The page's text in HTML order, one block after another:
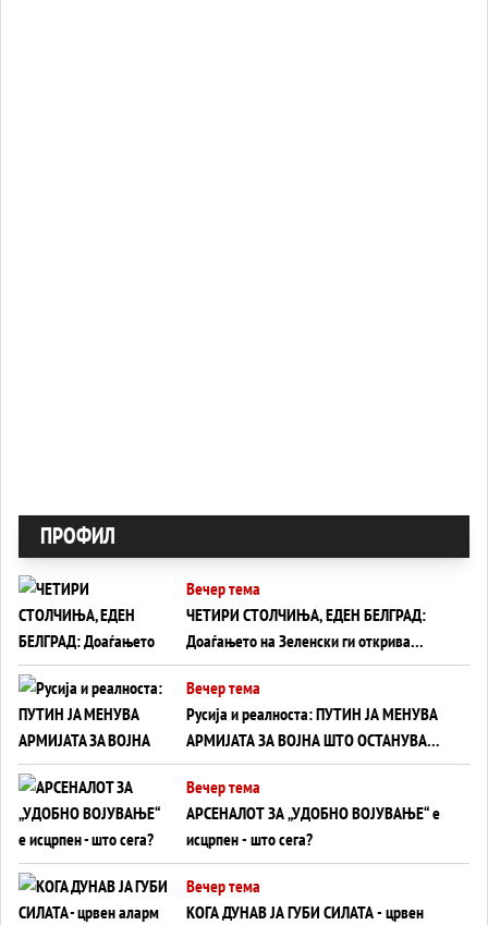
ПРОФИЛ
Вечер тема
ЧЕТИРИ СТОЛЧИЊА, ЕДЕН БЕЛГРАД:
Доаѓањето на Зеленски ги открива
тајните на политиката на балансирање
на Вучиќ
Вечер тема
Русија и реалноста: ПУТИН ЈА МЕНУВА
АРМИЈАТА ЗА ВОЈНА ШТО ОСТАНУВА
БЕЗ ФРОНТ
Вечер тема
АРСЕНАЛОТ ЗА „УДОБНО ВОЈУВАЊЕ“ е
исцрпен - што сега?
Вечер тема
КОГА ДУНАВ ЈА ГУБИ СИЛАТА - црвен